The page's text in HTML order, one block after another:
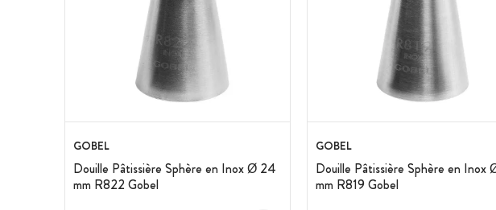
GOBEL
Douille Pâtissière Sphère en Inox Ø 24
mm R822 Gobel
GOBEL
Douille Pâtissière Sphère en Inox
mm R819 Gobel